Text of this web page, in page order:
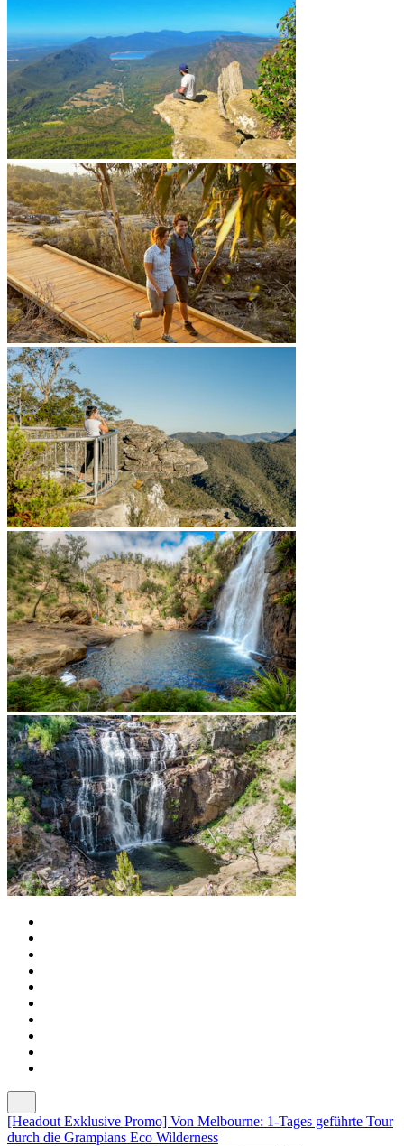
[Headout Exklusive Promo] Von Melbourne: 1-Tages geführte Tour
durch die Grampians Eco Wilderness